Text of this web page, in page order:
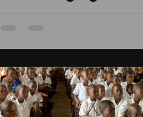
utviklingen av gode